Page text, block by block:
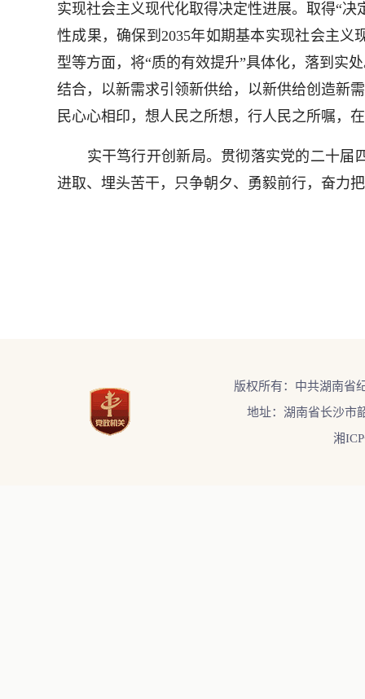
实现社会主义现代化取得决定性进展。取得“
性成果，确保到2035年如期基本实现社会主
型等方面，将“质的有效提升”具体化，落到实
结合，以新需求引领新供给，以新供给创造新
民心心相印，想人民之所想，行人民之所嘱，
实干笃行开创新局。贯彻落实党的二十届
进取、埋头苦干，只争朝夕、勇毅前行，奋力
版权所有：中共湖南省
地址：湖南省长沙市
湘